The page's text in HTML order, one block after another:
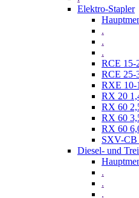
Elektro-Stapler
.
.
.
RCE 15-
RCE 25-
RXE 10-
RX 20
RX 60
RX 60
RX 60
SXV-CB
Diesel- und
.
.
.